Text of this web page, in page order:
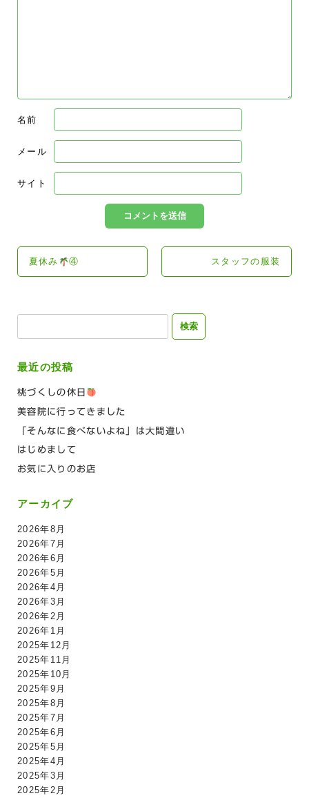
名前
メール
サイト
夏休み ④ スタッフの服装
検
最近の投稿
桃づくしの休日
美容院に行ってきました
「そんなに食べないよね」は大間違い
はじめまして
お気に入りのお店
アーカイブ
2026年8月
2026年7月
2026年6月
2026年5月
2026年4月
2026年3月
2026年2月
2026年1月
2025年12月
2025年11月
2025年10月
2025年9月
2025年8月
2025年7月
2025年6月
2025年5月
2025年4月
2025年3月
2025年2月